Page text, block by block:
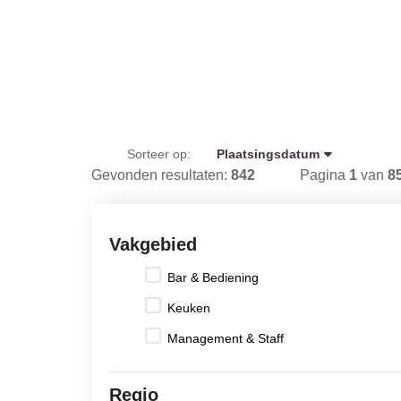
Sorteer op: Plaatsingsdatum
Gevonden resultaten: 842 Pagina 1 van
Vakgebied
Bar & Bediening
Keuken
Management & Staff
Regio